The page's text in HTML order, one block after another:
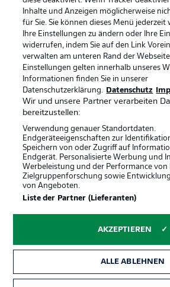
Rechtliche Hinweise
Datenschutz
Broadcaster
Jobs
Partner
Liveticker AGB
Inhalte und Anzeigen möglicherweise
für Sie. Sie können dieses Menü
Ihre Einstellungen zu ändern oder Ihre
widerrufen, indem Sie auf den Link
verwalten am unteren Rand der
Einstellungen gelten innerhalb unseres
Informationen finden Sie in unserer
Datenschutzerklärung.
Datenschutz
Wir und unsere Partner verarbeiten
bereitzustellen:
Verwendung genauer Standortdaten.
Endgeräteeigenschaften zur
Speichern von oder Zugriff auf
Endgerät. Personalisierte Werbung und
Werbeleistung und der Performance von
Zielgruppenforschung sowie
von Angeboten.
Liste der Partner (Lieferanten)
AKZEPTIEREN
ALLE ABLEHNEN